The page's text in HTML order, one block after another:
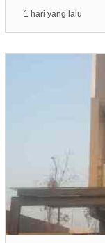
1 hari yang lalu